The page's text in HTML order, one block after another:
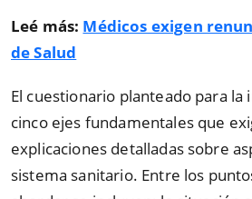
Leé más: Médicos exigen
de Salud
El cuestionario planteado para la
cinco ejes fundamentales que
explicaciones detalladas sobre
sistema sanitario. Entre los